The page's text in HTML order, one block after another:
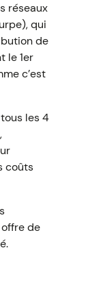
réseaux
qui
de
le 1er
c’est
les 4
coûts
de